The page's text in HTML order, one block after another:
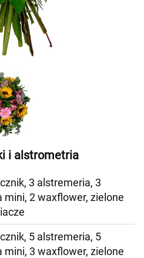
i alstrometria
3 alstremeria, 3
mini, 2 waxflower, zielone
5 alstremeria, 5
mini, 3 waxflower, zielone